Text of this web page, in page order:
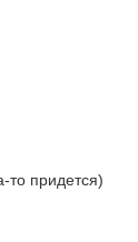
то придется)